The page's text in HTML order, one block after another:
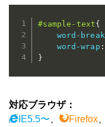
#sample-text{
word-break
word-wrap :
}
対応ブラウザ：
IE5.5〜、 Firefox、